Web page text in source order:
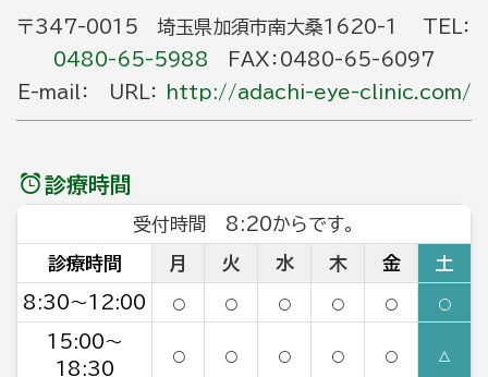
〒347-0015 埼玉県加須市南大桑1620-1 TEL：
0480-65-5988
FAX：0480-65-6097
E-mail： URL：
http://adachi-eye-clinic.com/
診療時間
受付時間 8:20からです。
診療時間 月 火 水 木 金 土
8:30～12:00 ○ ○ ○ ○ ○ ○
15:00～
18:30
○ ○ ○ ○ ○ △